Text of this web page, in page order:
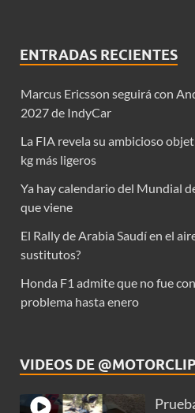
ENTRADAS RECIENTES
Marcus Ericsson seguirá con
2027 de IndyCar
La FIA revela su ambicioso
kg más ligeros
Ya hay calendario del Mundial
que viene
El Rally de Arabia Saudí en el
sustitutos?
Honda F1 admite que no fue
problema hasta enero
VIDEOS DE